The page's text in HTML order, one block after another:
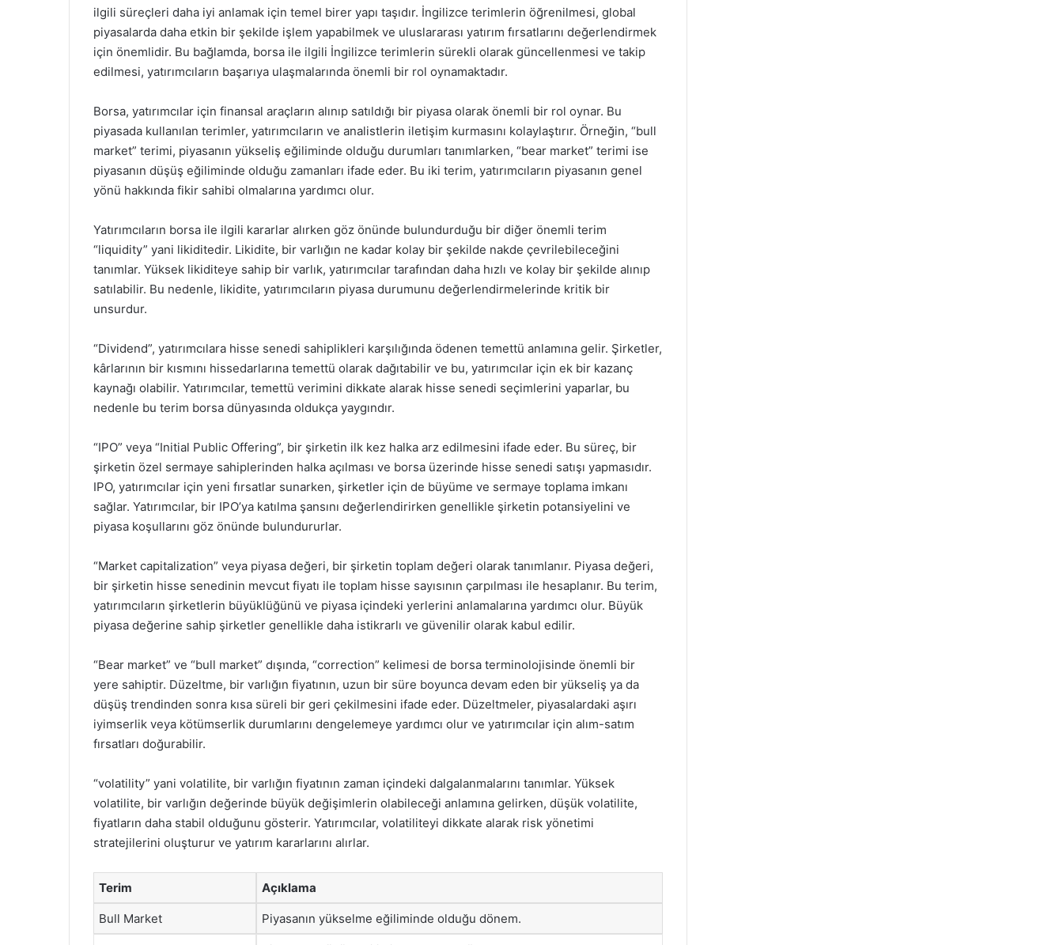
ilgili süreçleri daha iyi anlamak için temel birer yapı taşıdır. İngilizce terimlerin öğrenilmesi, global
piyasalarda daha etkin bir şekilde işlem yapabilmek ve uluslararası yatırım fırsatlarını değerlendirmek
için önemlidir. Bu bağlamda, borsa ile ilgili İngilizce terimlerin sürekli olarak güncellenmesi ve takip
edilmesi, yatırımcıların başarıya ulaşmalarında önemli bir rol oynamaktadır.
Borsa, yatırımcılar için finansal araçların alınıp satıldığı bir piyasa olarak önemli bir rol oynar. Bu
piyasada kullanılan terimler, yatırımcıların ve analistlerin iletişim kurmasını kolaylaştırır. Örneğin, “bull
market” terimi, piyasanın yükseliş eğiliminde olduğu durumları tanımlarken, “bear market” terimi ise
piyasanın düşüş eğiliminde olduğu zamanları ifade eder. Bu iki terim, yatırımcıların piyasanın genel
yönü hakkında fikir sahibi olmalarına yardımcı olur.
Yatırımcıların borsa ile ilgili kararlar alırken göz önünde bulundurduğu bir diğer önemli terim
“liquidity” yani likiditedir. Likidite, bir varlığın ne kadar kolay bir şekilde nakde çevrilebileceğini
tanımlar. Yüksek likiditeye sahip bir varlık, yatırımcılar tarafından daha hızlı ve kolay bir şekilde alınıp
satılabilir. Bu nedenle, likidite, yatırımcıların piyasa durumunu değerlendirmelerinde kritik bir
unsurdur.
“Dividend”, yatırımcılara hisse senedi sahiplikleri karşılığında ödenen temettü anlamına gelir. Şirketler,
kârlarının bir kısmını hissedarlarına temettü olarak dağıtabilir ve bu, yatırımcılar için ek bir kazanç
kaynağı olabilir. Yatırımcılar, temettü verimini dikkate alarak hisse senedi seçimlerini yaparlar, bu
nedenle bu terim borsa dünyasında oldukça yaygındır.
“IPO” veya “Initial Public Offering”, bir şirketin ilk kez halka arz edilmesini ifade eder. Bu süreç, bir
şirketin özel sermaye sahiplerinden halka açılması ve borsa üzerinde hisse senedi satışı yapmasıdır.
IPO, yatırımcılar için yeni fırsatlar sunarken, şirketler için de büyüme ve sermaye toplama imkanı
sağlar. Yatırımcılar, bir IPO’ya katılma şansını değerlendirirken genellikle şirketin potansiyelini ve
piyasa koşullarını göz önünde bulundururlar.
“Market capitalization” veya piyasa değeri, bir şirketin toplam değeri olarak tanımlanır. Piyasa değeri,
bir şirketin hisse senedinin mevcut fiyatı ile toplam hisse sayısının çarpılması ile hesaplanır. Bu terim,
yatırımcıların şirketlerin büyüklüğünü ve piyasa içindeki yerlerini anlamalarına yardımcı olur. Büyük
piyasa değerine sahip şirketler genellikle daha istikrarlı ve güvenilir olarak kabul edilir.
“Bear market” ve “bull market” dışında, “correction” kelimesi de borsa terminolojisinde önemli bir
yere sahiptir. Düzeltme, bir varlığın fiyatının, uzun bir süre boyunca devam eden bir yükseliş ya da
düşüş trendinden sonra kısa süreli bir geri çekilmesini ifade eder. Düzeltmeler, piyasalardaki aşırı
iyimserlik veya kötümserlik durumlarını dengelemeye yardımcı olur ve yatırımcılar için alım-satım
fırsatları doğurabilir.
“volatility” yani volatilite, bir varlığın fiyatının zaman içindeki dalgalanmalarını tanımlar. Yüksek
volatilite, bir varlığın değerinde büyük değişimlerin olabileceği anlamına gelirken, düşük volatilite,
fiyatların daha stabil olduğunu gösterir. Yatırımcılar, volatiliteyi dikkate alarak risk yönetimi
stratejilerini oluşturur ve yatırım kararlarını alırlar.
Terim Açıklama
Bull Market Piyasanın yükselme eğiliminde olduğu dönem.